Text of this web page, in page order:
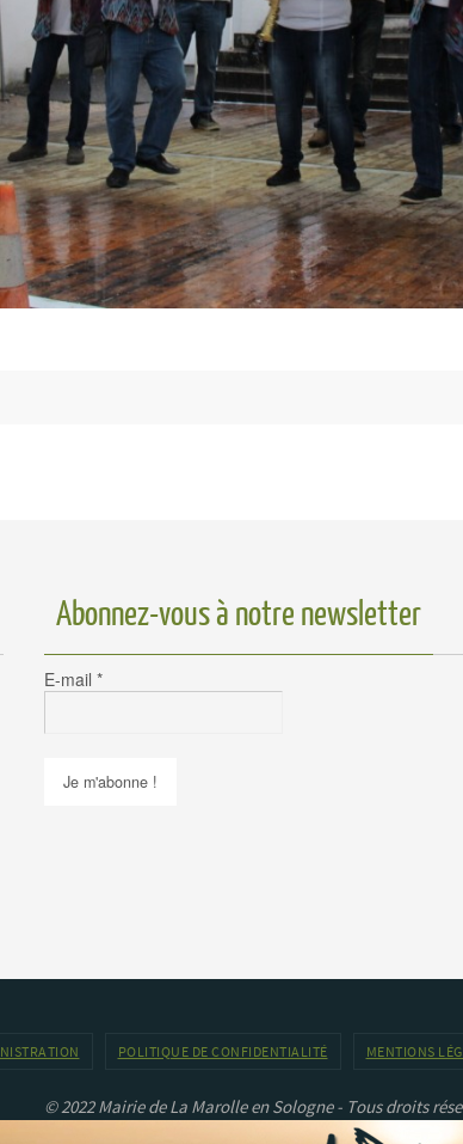
Abonnez-vous à notre newsletter
E-mail *
POLITIQUE DE CONFIDENTIALITÉ MENTIONS
© 2022 Mairie de La Marolle en Sologne - Tous droits